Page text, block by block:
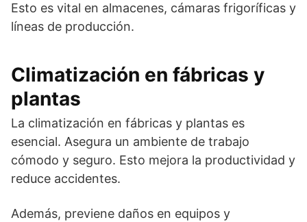
Esto es vital en almacenes, cámaras frigoríficas y
líneas de producción.
Climatización en fábricas y
plantas
La climatización en fábricas y plantas es
esencial. Asegura un ambiente de trabajo
cómodo y seguro. Esto mejora la productividad y
reduce accidentes.
Además, previene daños en equipos y